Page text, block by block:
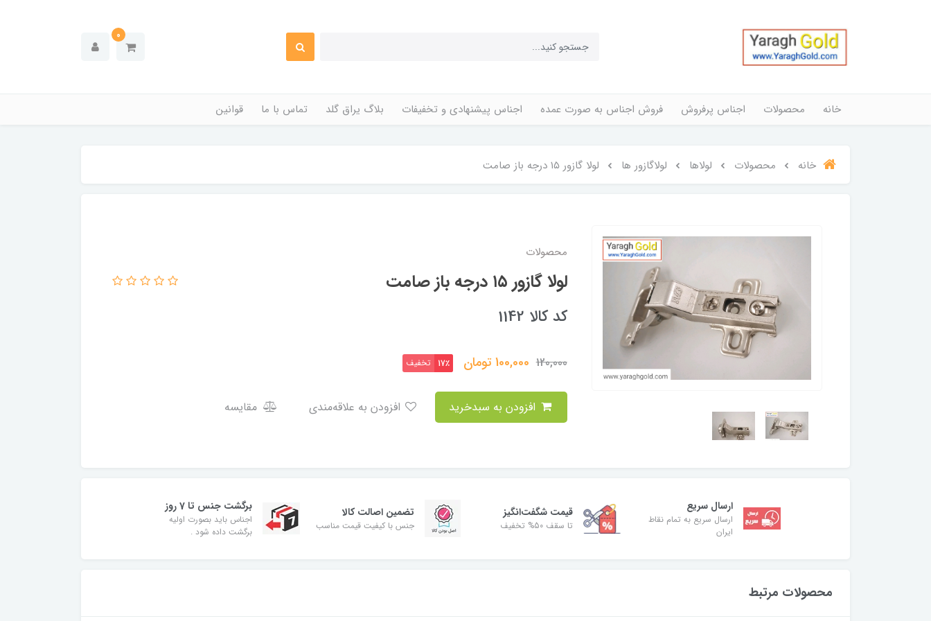
0
خانه محصولات اجناس پرفروش فروش اجناس به صورت عمده اجناس پیشنهادی و تخفیفات بلاگ یراق گلد تماس با ما قوانین
خانه محصولات لولاها لولاگازور ها لولا گازور ۱۵ درجه باز صامت
محصولات
لولا گازور ۱۵ درجه باز صامت
کد کالا 1142
120,000
100,000تومان 17٪ تخفیف
مقایسه
ارسال سریع
ارسال سریع به تمام نقاط
ایران
قیمت شگفت‌انگیز
تا سقف 50% تخفیف
تضمین اصالت کالا
جنس با کیفیت قیمت مناسب
برگشت جنس تا 7 روز
اجناس باید بصورت اولیه
برگشت داده شود .
محصولات مرتبط